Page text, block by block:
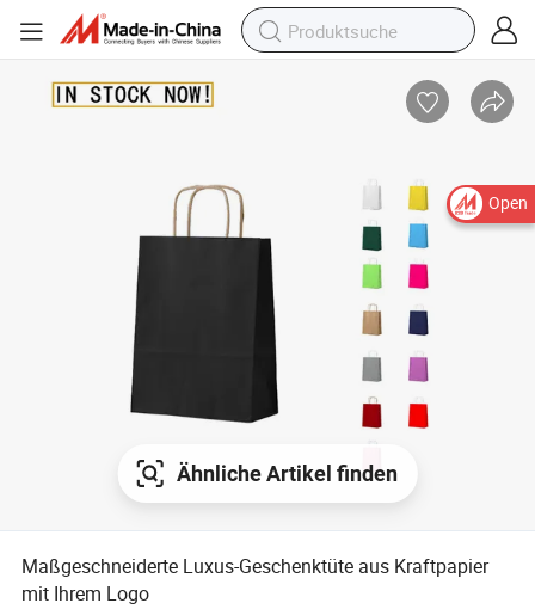
Open
Ähnliche Artikel finden
Maßgeschneiderte Luxus-Geschenktüte aus Kraftpapier
mit Ihrem Logo